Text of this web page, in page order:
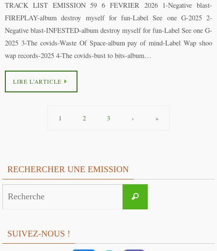
TRACK LIST EMISSION 59 6 FEVRIER 2026 1-Negative blast-
FIREPLAY-album destroy myself for fun-Label See one G-2025 2-
Negative blast-INFESTED-album destroy myself for fun-Label See one G-
2025 3-The covids-Waste Of Space-album pay of mind-Label Wap shoo
wap records-2025 4-The covids-bust to bits-album…
LIRE L’ARTICLE
1 2 3 › »
RECHERCHER UNE EMISSION
Recherche
SUIVEZ-NOUS !